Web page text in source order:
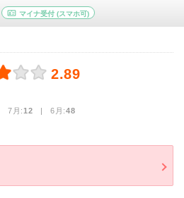
マイナ受付 (スマホ可)
2.89
7月:12 | 6月:48